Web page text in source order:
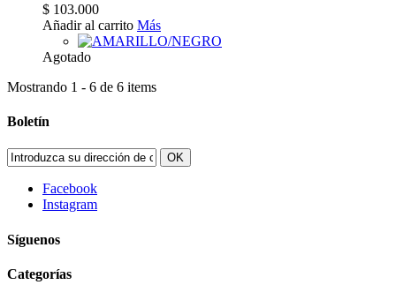
$ 103.000
Añadir al carrito Más
Agotado
Mostrando 1 - 6 de 6 items
Boletín
OK
Facebook
Instagram
Síguenos
Categorías